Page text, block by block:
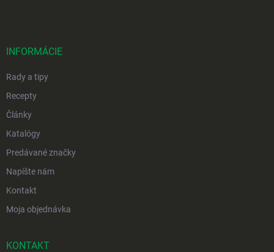
INFORMÁCIE
Rady a tipy
Recepty
Články
Katalógy
Predávané značky
Napíšte nám
Kontakt
Moja objednávka
KONTAKT